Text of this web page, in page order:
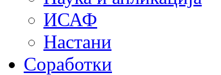
ИСАФ
Настани
Соработки